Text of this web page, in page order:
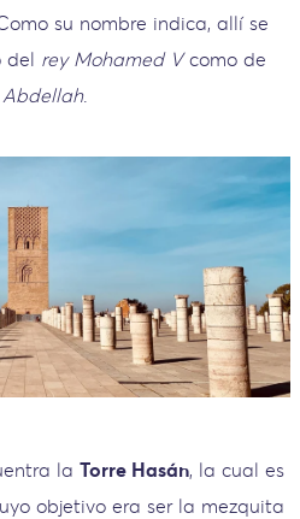
su nombre indica, allí se
del rey Mohamed Vcomo de
.
la Torre Hasán, la cual es
objetivo era ser la mezquita